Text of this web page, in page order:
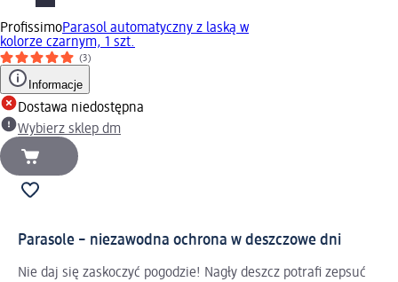
ProfissimoParasol automatyczny z laską w
kolorze czarnym, 1 szt.
(3)
Informacje
Dostawa niedostępna
Wybierz sklep dm
Parasole – niezawodna ochrona w deszczowe dni
Nie daj się zaskoczyć pogodzie! Nagły deszcz potrafi zepsuć